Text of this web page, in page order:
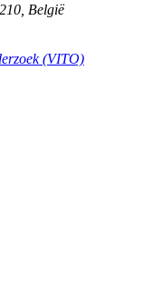
België
(VITO)